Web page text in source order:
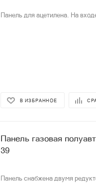
Панель для ацетилена. На
В ИЗБРАННОЕ
Панель газовая
39
Панель снабжена двумя